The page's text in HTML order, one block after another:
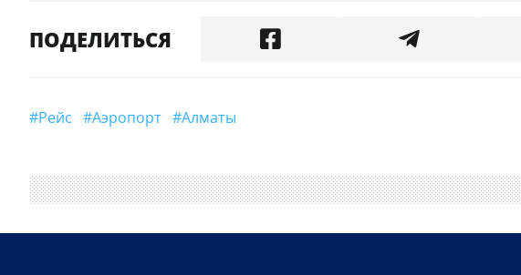
ПОДЕЛИТЬСЯ
#рейс #аэропорт #Алматы